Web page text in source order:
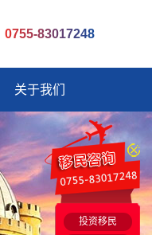
0755-83017248
关于我们
投资移民